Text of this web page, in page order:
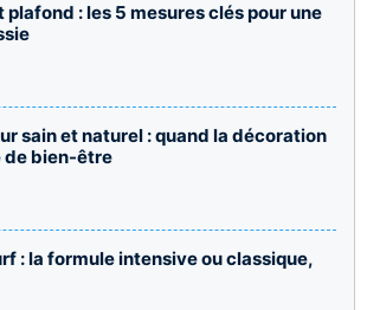
plafond : les 5 mesures clés pour une
sain et naturel : quand la décoration
de bien-être
: la formule intensive ou classique,